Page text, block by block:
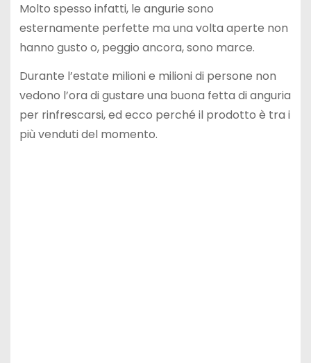
Molto spesso infatti, le angurie sono
esternamente perfette ma una volta aperte non
hanno gusto o, peggio ancora, sono marce.
Durante l’estate milioni e milioni di persone non
vedono l’ora di gustare una buona fetta di anguria
per rinfrescarsi, ed ecco perché il prodotto è tra i
più venduti del momento.